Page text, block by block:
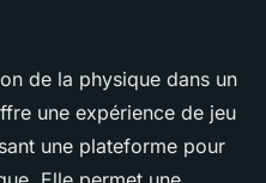
de la physique dans un
une expérience de jeu
une plateforme pour